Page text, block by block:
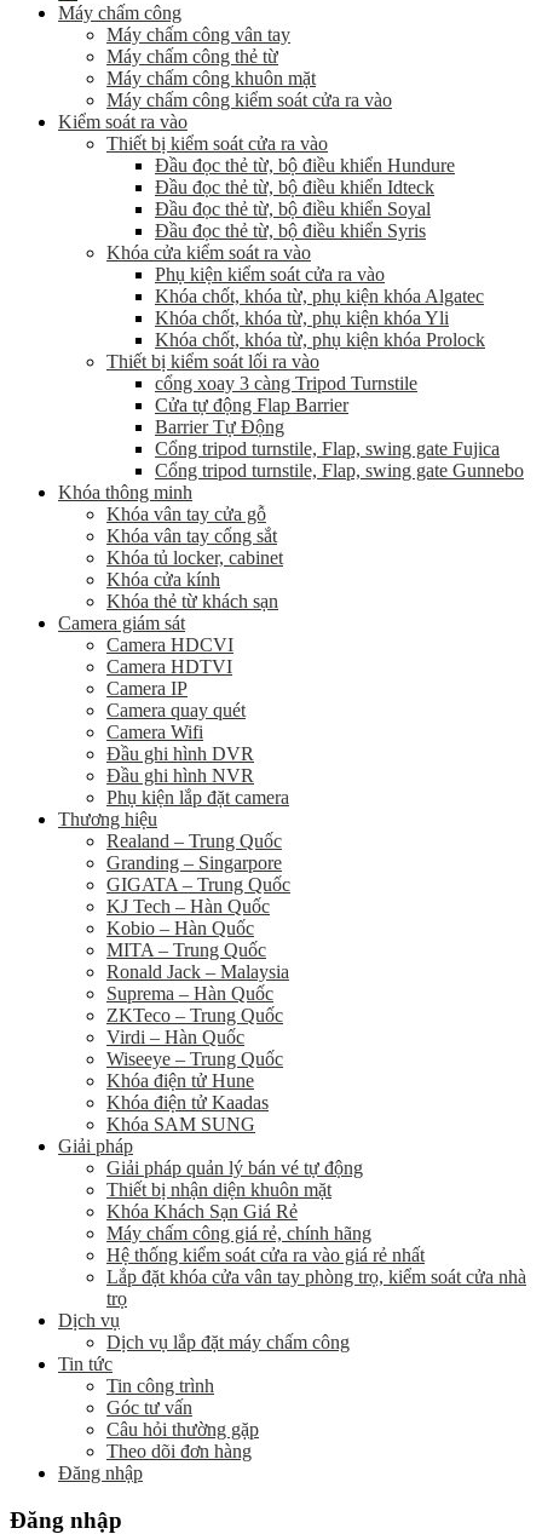
Máy chấm công
Máy chấm công vân tay
Máy chấm công thẻ từ
Máy chấm công khuôn mặt
Máy chấm công kiểm soát cửa ra vào
Kiểm soát ra vào
Thiết bị kiểm soát cửa ra vào
Đầu đọc thẻ từ, bộ điều khiển Hundure
Đầu đọc thẻ từ, bộ điều khiển Idteck
Đầu đọc thẻ từ, bộ điều khiển Soyal
Đầu đọc thẻ từ, bộ điều khiển Syris
Khóa cửa kiểm soát ra vào
Phụ kiện kiểm soát cửa ra vào
Khóa chốt, khóa từ, phụ kiện khóa Algatec
Khóa chốt, khóa từ, phụ kiện khóa Yli
Khóa chốt, khóa từ, phụ kiện khóa Prolock
Thiết bị kiểm soát lối ra vào
cổng xoay 3 càng Tripod Turnstile
Cửa tự động Flap Barrier
Barrier Tự Động
Cổng tripod turnstile, Flap, swing gate Fujica
Cổng tripod turnstile, Flap, swing gate Gunnebo
Khóa thông minh
Khóa vân tay cửa gỗ
Khóa vân tay cổng sắt
Khóa tủ locker, cabinet
Khóa cửa kính
Khóa thẻ từ khách sạn
Camera giám sát
Camera HDCVI
Camera HDTVI
Camera IP
Camera quay quét
Camera Wifi
Đầu ghi hình DVR
Đầu ghi hình NVR
Phụ kiện lắp đặt camera
Thương hiệu
Realand – Trung Quốc
Granding – Singarpore
GIGATA – Trung Quốc
KJ Tech – Hàn Quốc
Kobio – Hàn Quốc
MITA – Trung Quốc
Ronald Jack – Malaysia
Suprema – Hàn Quốc
ZKTeco – Trung Quốc
Virdi – Hàn Quốc
Wiseeye – Trung Quốc
Khóa điện tử Hune
Khóa điện tử Kaadas
Khóa SAM SUNG
Giải pháp
Giải pháp quản lý bán vé tự động
Thiết bị nhận diện khuôn mặt
Khóa Khách Sạn Giá Rẻ
Máy chấm công giá rẻ, chính hãng
Hệ thống kiểm soát cửa ra vào giá rẻ nhất
Lắp đặt khóa cửa vân tay phòng trọ, kiểm soát cửa nhà
trọ
Dịch vụ
Dịch vụ lắp đặt máy chấm công
Tin tức
Tin công trình
Góc tư vấn
Câu hỏi thường gặp
Theo dõi đơn hàng
Đăng nhập
Đăng nhập